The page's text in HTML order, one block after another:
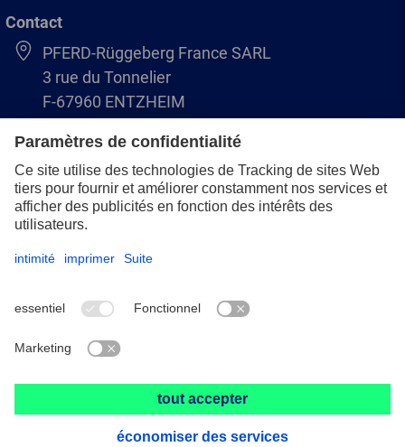
Contact
PFERD-Rüggeberg France SARL
3 rue du Tonnelier
F-67960 ENTZHEIM
+33 3 88 49 72 50
info@pferd.fr
+33 03 88 38 70 17
Protection des données
CGV
© 2026 PFERD-Rüggeberg France SARL